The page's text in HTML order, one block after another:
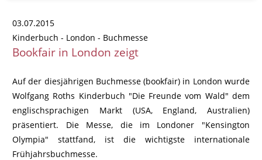
03.07.2015
Kinderbuch - London - Buchmesse
Bookfair in London zeigt
Auf der diesjährigen Buchmesse (bookfair) in London wurde
Wolfgang Roths Kinderbuch "Die Freunde vom Wald" dem
englischsprachigen Markt (USA, England, Australien)
präsentiert. Die Messe, die im Londoner "Kensington
Olympia" stattfand, ist die wichtigste internationale
Frühjahrsbuchmesse.